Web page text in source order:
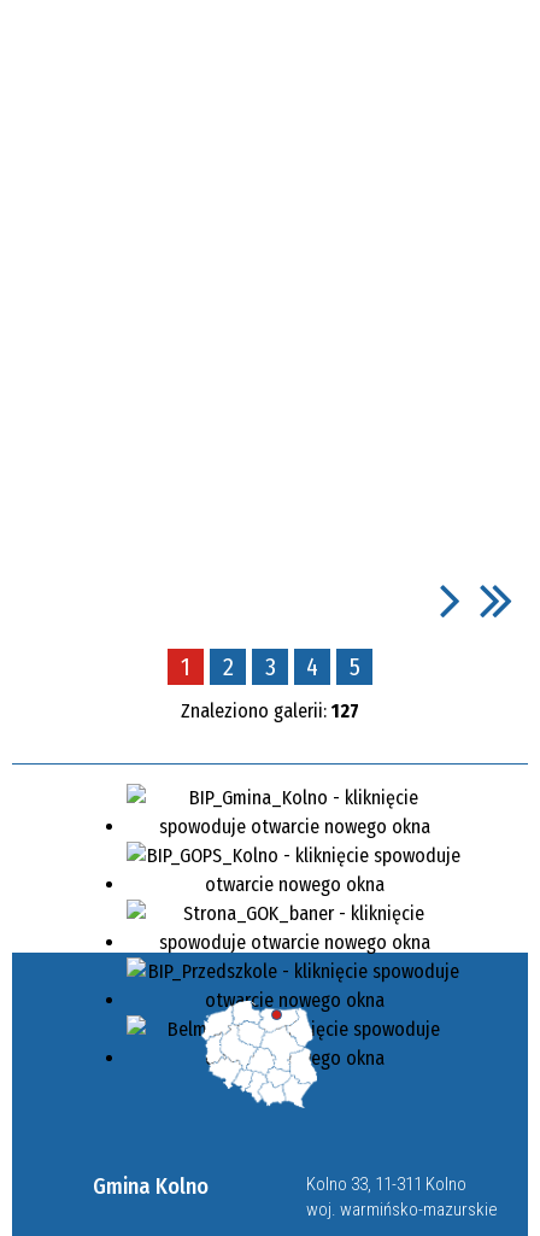
1 2 3 4 5
Znaleziono galerii: 127
Gmina Kolno
Kolno 33, 11-311 Kolno
woj. warmińsko-mazurskie